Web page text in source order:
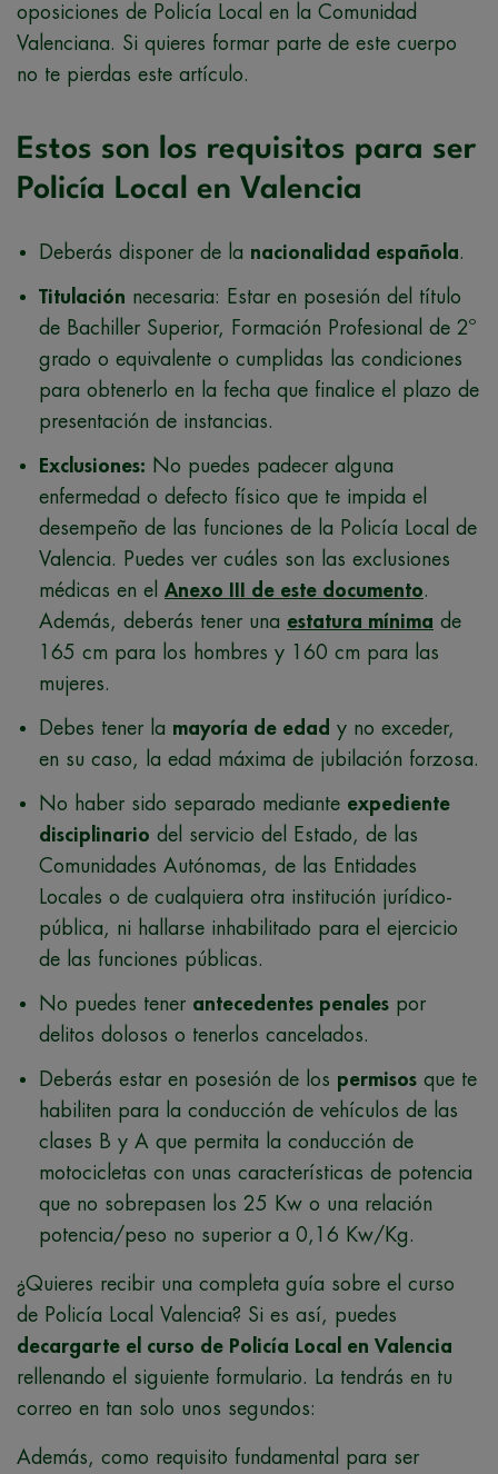
oposiciones de Policía Local en la Comunidad
Valenciana. Si quieres formar parte de este cuerpo
no te pierdas este artículo.
Estos son los requisitos para ser
Policía Local en Valencia
Deberás disponer de la nacionalidad española.
Titulación necesaria: Estar en posesión del título
de Bachiller Superior, Formación Profesional de 2º
grado o equivalente o cumplidas las condiciones
para obtenerlo en la fecha que finalice el plazo de
presentación de instancias.
Exclusiones: No puedes padecer alguna
enfermedad o defecto físico que te impida el
desempeño de las funciones de la Policía Local de
Valencia. Puedes ver cuáles son las exclusiones
médicas en el Anexo III de este documento.
Además, deberás tener una estatura mínima de
165 cm para los hombres y 160 cm para las
mujeres.
Debes tener la mayoría de edad y no exceder,
en su caso, la edad máxima de jubilación forzosa.
No haber sido separado mediante expediente
disciplinario del servicio del Estado, de las
Comunidades Autónomas, de las Entidades
Locales o de cualquiera otra institución jurídico-
pública, ni hallarse inhabilitado para el ejercicio
de las funciones públicas.
No puedes tener antecedentes penales por
delitos dolosos o tenerlos cancelados.
Deberás estar en posesión de los permisos que te
habiliten para la conducción de vehículos de las
clases B y A que permita la conducción de
motocicletas con unas características de potencia
que no sobrepasen los 25 Kw o una relación
potencia/peso no superior a 0,16 Kw/Kg.
¿Quieres recibir una completa guía sobre el curso
de Policía Local Valencia? Si es así, puedes
decargarte el curso de Policía Local en Valencia
rellenando el siguiente formulario. La tendrás en tu
correo en tan solo unos segundos:
Además, como requisito fundamental para ser